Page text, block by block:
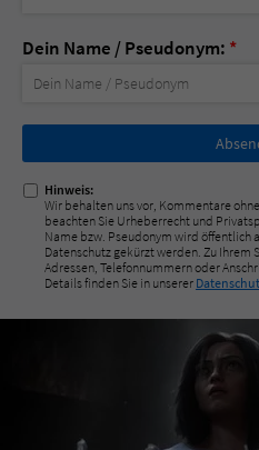
Dein Name / Pseudonym: *
Nicht
ausfüllen!
Hinweis:
Wir behalten uns vor, Kommentare
beachten Sie Urheberrecht und
Name bzw. Pseudonym wird öffentlich
Datenschutz gekürzt werden. Zu Ihrem
Adressen, Telefonnummern oder
Details finden Sie in unserer